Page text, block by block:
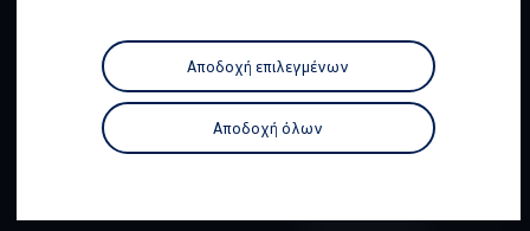
Αποδοχή επιλεγμένων
Αποδοχή όλων
Εξουσιοδοτημένο Δίκτυο Volkswagen
Αστυπάλαια: Κίνητρα Επιδότησης
Volkswagen Bulli - 75 Χρόνια Κληρονομιάς
Bulli magazine
VW Bus History